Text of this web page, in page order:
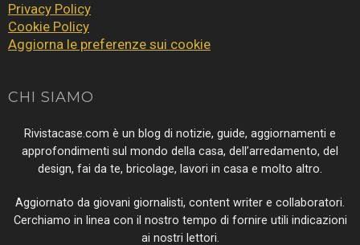
Privacy Policy
Cookie Policy
Aggiorna le preferenze sui cookie
CHI SIAMO
Rivistacase.com è un blog di notizie, guide, aggiornamenti e
approfondimenti sul mondo della casa, dell’arredamento, del
design, fai da te, bricolage, lavori in casa e molto altro.
Aggiornato da giovani giornalisti, content writer e collaboratori.
Cerchiamo in linea con il nostro tempo di fornire utili indicazioni
ai nostri lettori.